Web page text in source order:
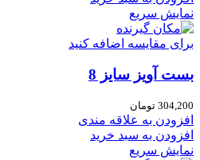
نمایش سریع
برای مقایسه اضافه کنید
بست آویز سایز 8
304,200 تومان
افزودن به علاقه مندی
افزودن به سبد خرید
نمایش سریع